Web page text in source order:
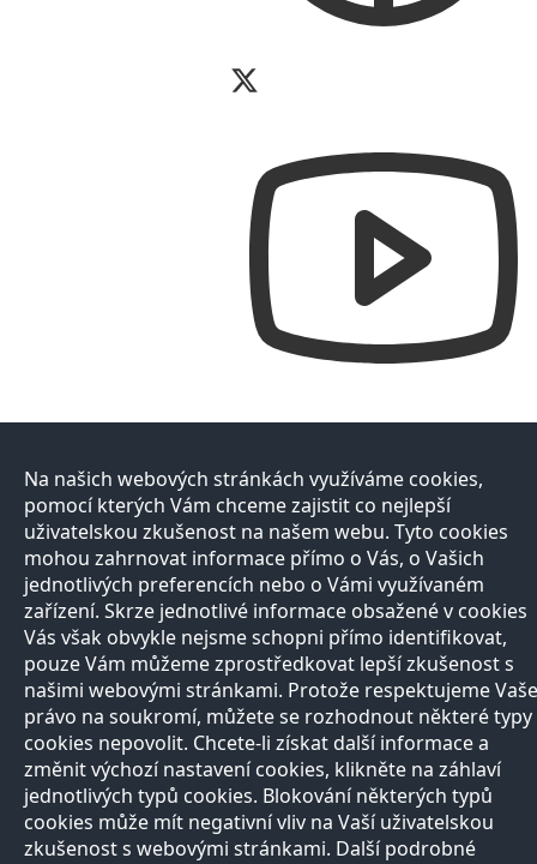
Na našich webových stránkách využíváme cookies,
pomocí kterých Vám chceme zajistit co nejlepší
uživatelskou zkušenost na našem webu. Tyto cookies
mohou zahrnovat informace přímo o Vás, o Vašich
jednotlivých preferencích nebo o Vámi využívaném
zařízení. Skrze jednotlivé informace obsažené v cookies
Vás však obvykle nejsme schopni přímo identifikovat,
pouze Vám můžeme zprostředkovat lepší zkušenost s
našimi webovými stránkami. Protože respektujeme Vaše
právo na soukromí, můžete se rozhodnout některé typy
cookies nepovolit. Chcete-li získat další informace a
změnit výchozí nastavení cookies, klikněte na záhlaví
jednotlivých typů cookies. Blokování některých typů
cookies může mít negativní vliv na Vaší uživatelskou
zkušenost s webovými stránkami. Další podrobné